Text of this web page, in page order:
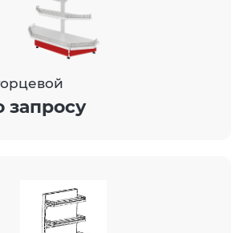
запросу